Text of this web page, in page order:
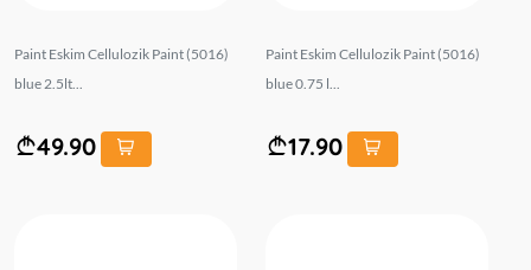
Paint Eskim Cellulozik Paint (5016)
blue 2.5lt...
49.90
Paint Eskim Cellulozik Paint (5016)
blue 0.75 l...
17.90